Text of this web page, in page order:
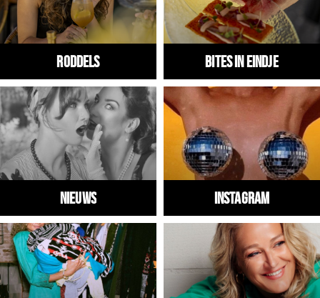
RODDELS Bites in Eindje
Nieuws Instagram